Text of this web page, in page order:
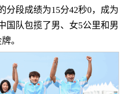
分段成绩为15分42秒0，成为
国队包揽了男、女5公里和男
。